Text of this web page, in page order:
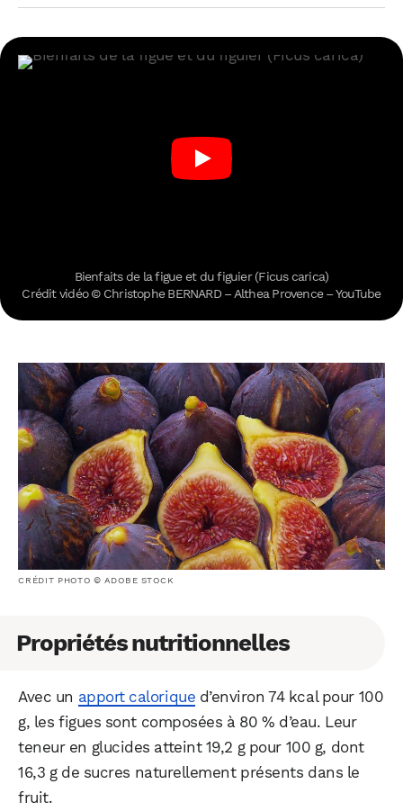
Bienfaits de la figue et du figuier (Ficus carica)
Crédit vidéo © Christophe BERNARD – Althea Provence – YouTube
CRÉDIT PHOTO © ADOBE STOCK
Propriétés nutritionnelles
Avec un apport calorique d’environ 74 kcal pour 100
g, les figues sont composées à 80 % d’eau. Leur
teneur en glucides atteint 19,2 g pour 100 g, dont
16,3 g de sucres naturellement présents dans le
fruit.